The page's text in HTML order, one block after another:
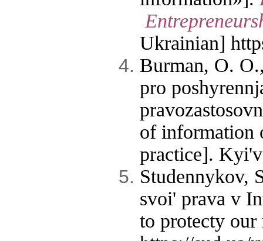
Ukrainian]
Burman, O.
pro
of information
practice].
Studennykov,
svoi' prava v
to protecty